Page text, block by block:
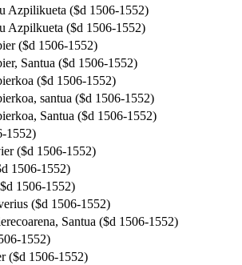
Azpilikueta ($d 1506-1552)
Azpilkueta ($d 1506-1552)
($d 1506-1552)
Santua ($d 1506-1552)
($d 1506-1552)
santua ($d 1506-1552)
Santua ($d 1506-1552)
1552)
($d 1506-1552)
1506-1552)
1506-1552)
($d 1506-1552)
Santua ($d 1506-1552)
1552)
($d 1506-1552)